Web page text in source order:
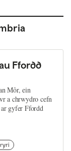
Ffordd
Môr, ein
a chrwydro cefn
gyfer Ffordd